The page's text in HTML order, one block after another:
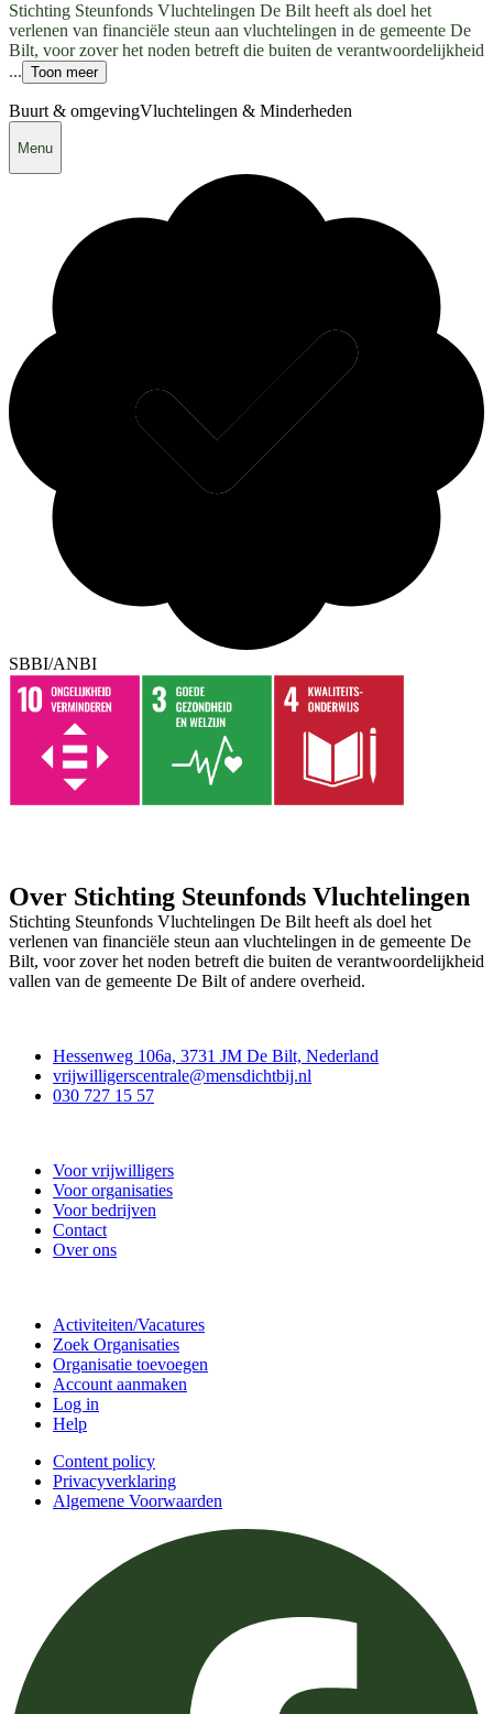
Stichting Steunfonds Vluchtelingen De Bilt heeft als doel het
verlenen van financiële steun aan vluchtelingen in de gemeente De
Bilt, voor zover het noden betreft die buiten de verantwoordelijkheid
... Toon meer
Buurt & omgevingVluchtelingen & Minderheden
Menu
SBBI/ANBI
Over Stichting Steunfonds Vluchtelingen
Stichting Steunfonds Vluchtelingen De Bilt heeft als doel het
verlenen van financiële steun aan vluchtelingen in de gemeente De
Bilt, voor zover het noden betreft die buiten de verantwoordelijkheid
vallen van de gemeente De Bilt of andere overheid.
Hessenweg 106a, 3731 JM De Bilt, Nederland
vrijwilligerscentrale@mensdichtbij.nl
030 727 15 57
Voor vrijwilligers
Voor organisaties
Voor bedrijven
Contact
Over ons
Activiteiten/Vacatures
Zoek Organisaties
Organisatie toevoegen
Account aanmaken
Log in
Help
Content policy
Privacyverklaring
Algemene Voorwaarden